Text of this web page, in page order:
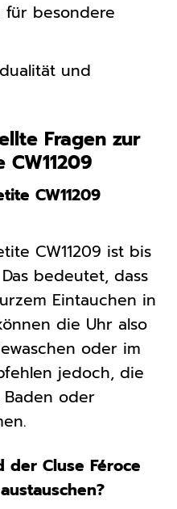
für besondere
und
Fragen zur
CW11209
CW11209 ist bis
bedeutet, dass
Eintauchen in
die Uhr also
oder im
jedoch, die
Baden oder
der Cluse Féroce